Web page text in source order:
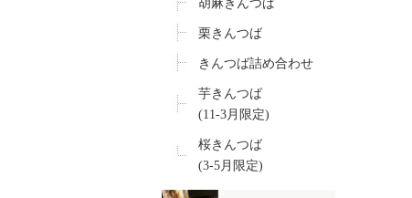
胡麻きんつば
栗きんつば
きんつば詰め合わせ
芋きんつば
(11-3月限定)
桜きんつば
(3-5月限定)